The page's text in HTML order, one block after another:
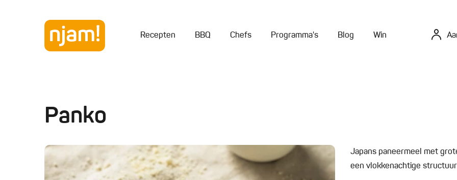
Recepten BBQ Chefs Programma's Blog Win
Panko
Japans paneermeel met
een vlokkenachtige